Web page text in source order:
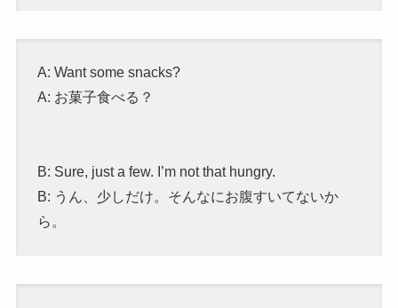
A: Want some snacks?
A: お菓子食べる？
B: Sure, just a few. I’m not that hungry.
B: うん、少しだけ。そんなにお腹すいてないか
ら。